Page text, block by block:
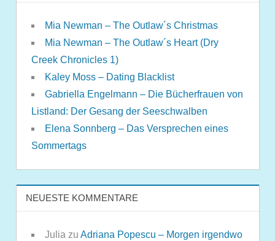
Mia Newman – The Outlaw´s Christmas
Mia Newman – The Outlaw´s Heart (Dry
Creek Chronicles 1)
Kaley Moss – Dating Blacklist
Gabriella Engelmann – Die Bücherfrauen von
Listland: Der Gesang der Seeschwalben
Elena Sonnberg – Das Versprechen eines
Sommertags
NEUESTE KOMMENTARE
Julia zu Adriana Popescu – Morgen irgendwo